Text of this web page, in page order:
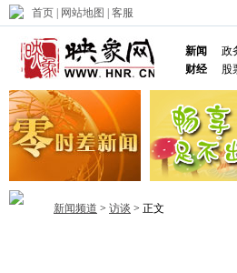
首页 网站地图 客服
新闻 政
财经
股
新闻频道 > 访谈 > 正文